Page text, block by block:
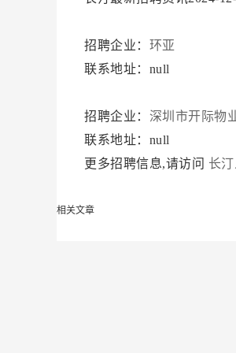
招聘企业： 环亚
联系地址：null
招聘企业： 深圳市开际物
联系地址：null
更多招聘信息,请访问 长
相关文章